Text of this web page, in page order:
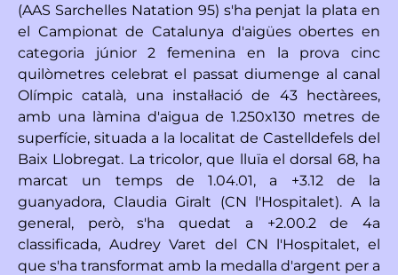
(AAS Sarchelles Natation 95) s'ha penjat la plata en
el Campionat de Catalunya d'aigües obertes en
categoria júnior 2 femenina en la prova cinc
quilòmetres celebrat el passat diumenge al canal
Olímpic català, una instal·lació de 43 hectàrees,
amb una làmina d'aigua de 1.250x130 metres de
superfície, situada a la localitat de Castelldefels del
Baix Llobregat. La tricolor, que lluïa el dorsal 68, ha
marcat un temps de 1.04.01, a +3.12 de la
guanyadora, Claudia Giralt (CN l'Hospitalet). A la
general, però, s'ha quedat a +2.00.2 de 4a
classificada, Audrey Varet del CN l'Hospitalet, el
que s'ha transformat amb la medalla d'argent per a